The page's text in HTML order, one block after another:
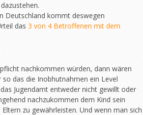
Deutschland kommt deswegen
das 3 von 4 Betroffenen mit dem
nachkommen würden, dann wären
das die Inobhutnahmen ein Level
Jugendamt entweder nicht gewillt oder
nachzukommen dem Kind sein
zu gewährleisten. Und wenn man sich